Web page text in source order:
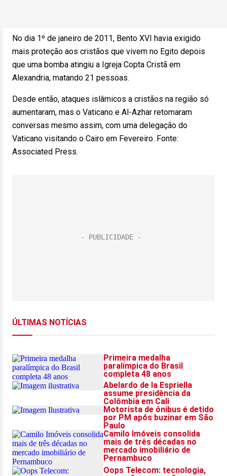
No dia 1º de janeiro de 2011, Bento XVI havia exigido
mais proteção aos cristãos que vivem no Egito depois
que uma bomba atingiu a Igreja Copta Cristã em
Alexandria, matando 21 pessoas.
Desde então, ataques islâmicos a cristãos na região só
aumentaram, mas o Vaticano e Al-Azhar retomaram
conversas mesmo assim, com uma delegação do
Vaticano visitando o Cairo em Fevereiro. Fonte:
Associated Press.